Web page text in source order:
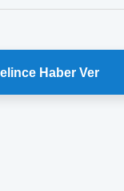
Haber Ver